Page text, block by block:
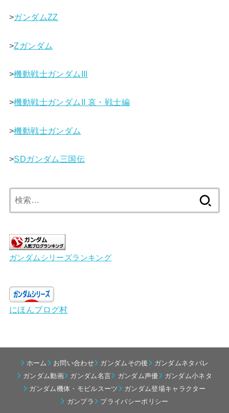
>ガンダムΖΖ
>Ζガンダム
>機動戦士ガンダムIII
>機動戦士ガンダムII 哀・戦士編
>機動戦士ガンダム
>SDガンダム三国伝
索:
ガンダムシリーズランキング
にほんブログ村
ホーム お問い合わせ ガンダムその後
ガンダムネタバレ
ガンダム動画
ガンダム名言 ガンダム声優
ガンダム小ネタ
ガンダム機体・モビルスーツ
ガンダム登場キャラクター
ガンプラ
プライバシーポリシー